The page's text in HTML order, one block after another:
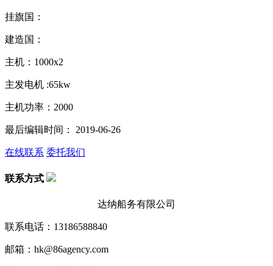
挂旗国：
建造国：
主机：1000x2
主发电机 :65kw
主机功率：2000
最后编辑时间： 2019-06-26
在线联系 委托我们
联系方式
达纳船务有限公司
联系电话：13186588840
邮箱：hk@86agency.com